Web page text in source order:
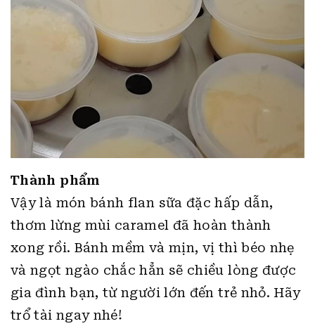
Thành phẩm
Vậy là món bánh flan sữa đặc hấp dẫn,
thơm lừng mùi caramel đã hoàn thành
xong rồi. Bánh mềm và mịn, vị thì béo nhẹ
và ngọt ngào chắc hẳn sẽ chiều lòng được
gia đình bạn, từ người lớn đến trẻ nhỏ. Hãy
trổ tài ngay nhé!